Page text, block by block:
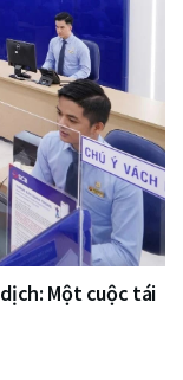
Một cuộc tái